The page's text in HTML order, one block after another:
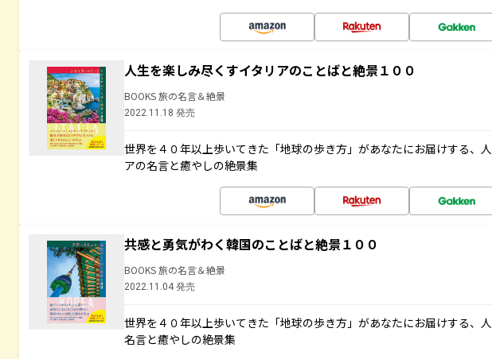
人生を楽しみ尽くすイタリアのことばと絶景１００
BOOKS 旅の名言＆絶景
2022.11.18 発売
世界を４０年以上歩いてきた「地球の歩き方」があなたにお届けする、
アの名言と癒やしの絶景集
共感と勇気がわく韓国のことばと絶景１００
BOOKS 旅の名言＆絶景
2022.11.04 発売
世界を４０年以上歩いてきた「地球の歩き方」があなたにお届けする、
名言と癒やしの絶景集